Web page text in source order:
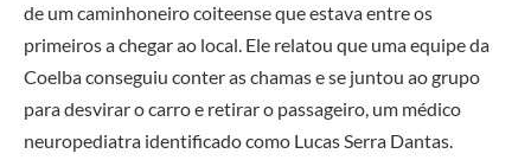
de um caminhoneiro coiteense que estava entre os
primeiros a chegar ao local. Ele relatou que uma equipe da
Coelba conseguiu conter as chamas e se juntou ao grupo
para desvirar o carro e retirar o passageiro, um médico
neuropediatra identificado como Lucas Serra Dantas.